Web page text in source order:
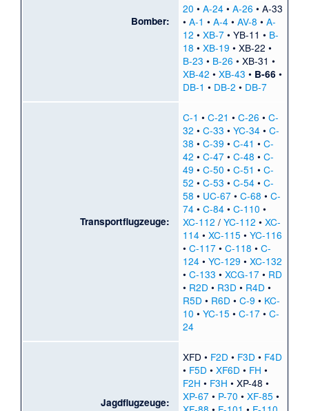
Bomber:
20 • A-24• A-26 • A-33
• A-1 • A-4• AV-8 • A-
12 • XB-7• YB-11 • B-
18 • XB-19 • XB-22 •
B-23 • B-26 • XB-31 •
XB-42 • XB-43 • B-66 •
DB-1 • DB-2 • DB-7
Transportflugzeuge:
C-1 • C-21 • C-26 • C-
32 • C-33 • YC-34• C-
38 • C-39 • C-41 • C-
42 • C-47• C-48 • C-
49 • C-50 • C-51 • C-
52 • C-53 • C-54• C-
58 • UC-67• C-68 • C-
74• C-84• C-110 •
XC-112 / YC-112 • XC-
114• XC-115 • YC-116
• C-117• C-118 • C-
124• YC-129 • XC-132
• C-133 • XCG-17• RD
• R2D • R3D • R4D •
R5D • R6D • C-9 • KC-
10 • YC-15 • C-17• C-
24
Jagdflugzeuge:
XFD • F2D • F3D • F4D
• F5D • XF6D • FH •
F2H • F3H • XP-48 •
XP-67• P-70 • XF-85 •